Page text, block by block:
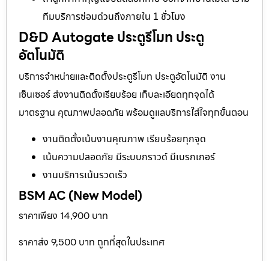
ทีมบริการซ่อมด่วนถึงภายใน 1 ชั่วโมง
D&D Autogate ประตูรีโมท ประตู
อัตโนมัติ
บริการจำหน่ายและติดตั้งประตูรีโมท ประตูอัตโนมัติ งาน
เซ็นเซอร์ ส่งงานติดตั้งเรียบร้อย เก็บละเอียดทุกจุดได้
มาตรฐาน คุณภาพปลอดภัย พร้อมดูแลบริการใส่ใจทุกขั้นตอน
งานติดตั้งเน้นงานคุณภาพ เรียบร้อยทุกจุด
เน้นความปลอดภัย มีระบบกราวด์ มีเบรกเกอร์
งานบริการเน้นรวดเร็ว
BSM AC (New Model)
ราคาเพียง 14,900 บาท
ราคาส่ง 9,500 บาท ถูกที่สุดในประเทศ